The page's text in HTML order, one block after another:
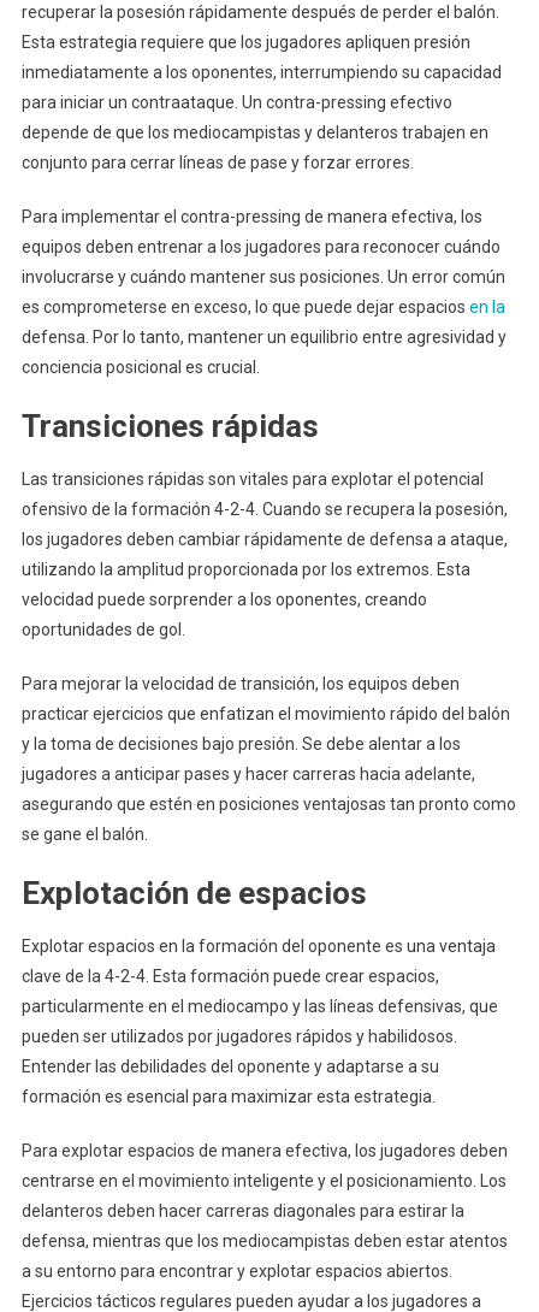
recuperar la posesión rápidamente después de perder el balón.
Esta estrategia requiere que los jugadores apliquen presión
inmediatamente a los oponentes, interrumpiendo su capacidad
para iniciar un contraataque. Un contra-pressing efectivo
depende de que los mediocampistas y delanteros trabajen en
conjunto para cerrar líneas de pase y forzar errores.
Para implementar el contra-pressing de manera efectiva, los
equipos deben entrenar a los jugadores para reconocer cuándo
involucrarse y cuándo mantener sus posiciones. Un error común
es comprometerse en exceso, lo que puede dejar espacios en la
defensa. Por lo tanto, mantener un equilibrio entre agresividad y
conciencia posicional es crucial.
Transiciones rápidas
Las transiciones rápidas son vitales para explotar el potencial
ofensivo de la formación 4-2-4. Cuando se recupera la posesión,
los jugadores deben cambiar rápidamente de defensa a ataque,
utilizando la amplitud proporcionada por los extremos. Esta
velocidad puede sorprender a los oponentes, creando
oportunidades de gol.
Para mejorar la velocidad de transición, los equipos deben
practicar ejercicios que enfatizan el movimiento rápido del balón
y la toma de decisiones bajo presión. Se debe alentar a los
jugadores a anticipar pases y hacer carreras hacia adelante,
asegurando que estén en posiciones ventajosas tan pronto como
se gane el balón.
Explotación de espacios
Explotar espacios en la formación del oponente es una ventaja
clave de la 4-2-4. Esta formación puede crear espacios,
particularmente en el mediocampo y las líneas defensivas, que
pueden ser utilizados por jugadores rápidos y habilidosos.
Entender las debilidades del oponente y adaptarse a su
formación es esencial para maximizar esta estrategia.
Para explotar espacios de manera efectiva, los jugadores deben
centrarse en el movimiento inteligente y el posicionamiento. Los
delanteros deben hacer carreras diagonales para estirar la
defensa, mientras que los mediocampistas deben estar atentos
a su entorno para encontrar y explotar espacios abiertos.
Ejercicios tácticos regulares pueden ayudar a los jugadores a